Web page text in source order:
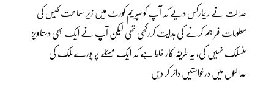
عدالت نے ریمارکس دیے کہ آپ کو سپریم کورٹ میں زیر سماعت کیس کی
معلومات فراہم کرنے کی ہدایت کررکھی تھی لیکن آپ نے ایک بھی دستاویز
منسلک نہیں کی، یہ طریقہ کار غلط ہے کہ ایک مسئلے پر پورے ملک کی
عدالتوں میں درخواستیں دائر کر دیں۔